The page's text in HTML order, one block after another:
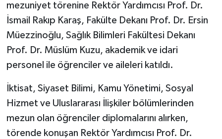
mezuniyet törenine Rektör Yardımcısı Prof. Dr.
İsmail Rakıp Karaş, Fakülte Dekanı Prof. Dr. Ersin
Müezzinoğlu, Sağlık Bilimleri Fakültesi Dekanı
Prof. Dr. Müslüm Kuzu, akademik ve idari
personel ile öğrenciler ve aileleri katıldı.
İktisat, Siyaset Bilimi, Kamu Yönetimi, Sosyal
Hizmet ve Uluslararası İlişkiler bölümlerinden
mezun olan öğrenciler diplomalarını alırken,
törende konuşan Rektör Yardımcısı Prof. Dr.